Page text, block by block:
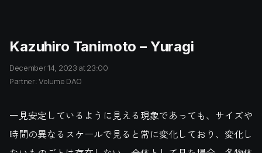
Kazuhiro Tanimoto – Yuragi
December 14, 2023 at 23:00
Partner: Volume DAO
一見安定しているように見える現象であっても、サイズや
時間の異なるスケールで見ると常に変化しており、変化し